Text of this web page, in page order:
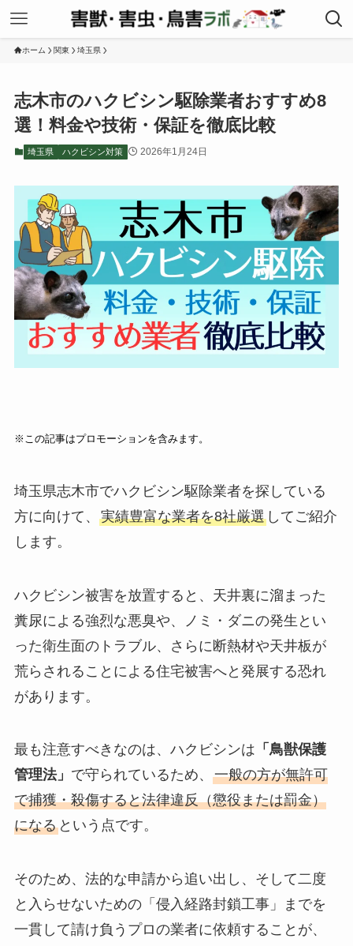
ホーム 関東 埼玉県
志木市のハクビシン駆除業者おすすめ8
選！料金や技術・保証を徹底比較
埼玉県 ハクビシン対策 2026年1月24日
※この記事はプロモーションを含みます。
埼玉県志木市でハクビシン駆除業者を探している
方に向けて、 実績豊富な業者を8社厳選してご紹介
します。
ハクビシン被害を放置すると、天井裏に溜まった
糞尿による強烈な悪臭や、ノミ・ダニの発生とい
った衛生面のトラブル、さらに断熱材や天井板が
荒らされることによる住宅被害へと発展する恐れ
があります。
最も注意すべきなのは、ハクビシンは 「鳥獣保護
管理法」 で守られているため、 一般の方が無許可
で捕獲・殺傷すると法律違反（懲役または罰金）
になるという点です。
そのため、法的な申請から追い出し、そして二度
と入らせないための「侵入経路封鎖工事」までを
一貫して請け負うプロの業者に依頼することが、